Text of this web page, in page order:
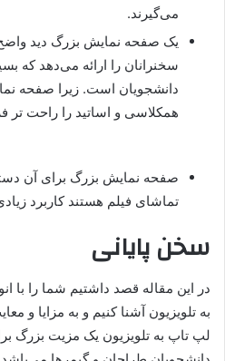
می‌گیرند.
یک صفحه نمایش بزرگ دید
سخنرانان را ارائه می‌دهد که
دانشجویان است. زیرا صفحه
همکلاسی و اساتید را راحت تر
صفحه نمایش بزرگ برای آن
تماشای فیلم هستند کاربرد
سخن پایانی
در این مقاله قصد داشتیم شما را با
به تلویزیون آشنا کنیم و به مزایا و
لپ تاپ به تلویزیون یک مزیت بزرگ